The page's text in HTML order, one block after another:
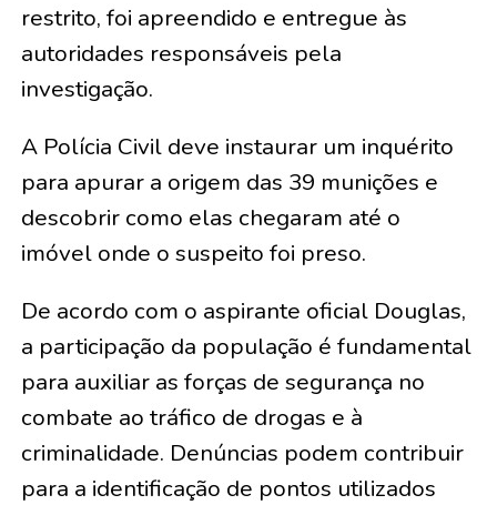
restrito, foi apreendido e entregue às
autoridades responsáveis pela
investigação.
A Polícia Civil deve instaurar um inquérito
para apurar a origem das 39 munições e
descobrir como elas chegaram até o
imóvel onde o suspeito foi preso.
De acordo com o aspirante oficial Douglas,
a participação da população é fundamental
para auxiliar as forças de segurança no
combate ao tráfico de drogas e à
criminalidade. Denúncias podem contribuir
para a identificação de pontos utilizados